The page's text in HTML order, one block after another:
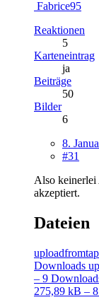
Fabrice95
Reaktionen
5
Karteneintrag
ja
Beiträge
50
Bilder
6
8.
#31
Also keinerlei
akzeptiert.
Dateien
Downloads
– 9
275,89 kB –